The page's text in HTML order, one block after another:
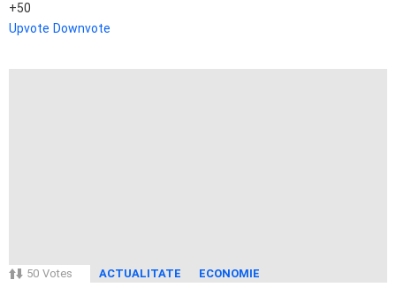
50
Upvote Downvote
50 Votes ACTUALITATE ECONOMIE